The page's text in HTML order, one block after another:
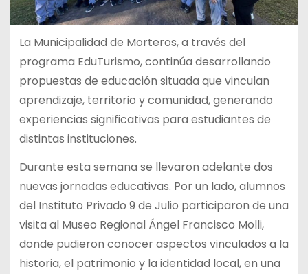
La Municipalidad de Morteros, a través del
programa EduTurismo, continúa desarrollando
propuestas de educación situada que vinculan
aprendizaje, territorio y comunidad, generando
experiencias significativas para estudiantes de
distintas instituciones.
Durante esta semana se llevaron adelante dos
nuevas jornadas educativas. Por un lado, alumnos
del Instituto Privado 9 de Julio participaron de una
visita al Museo Regional Ángel Francisco Molli,
donde pudieron conocer aspectos vinculados a la
historia, el patrimonio y la identidad local, en una